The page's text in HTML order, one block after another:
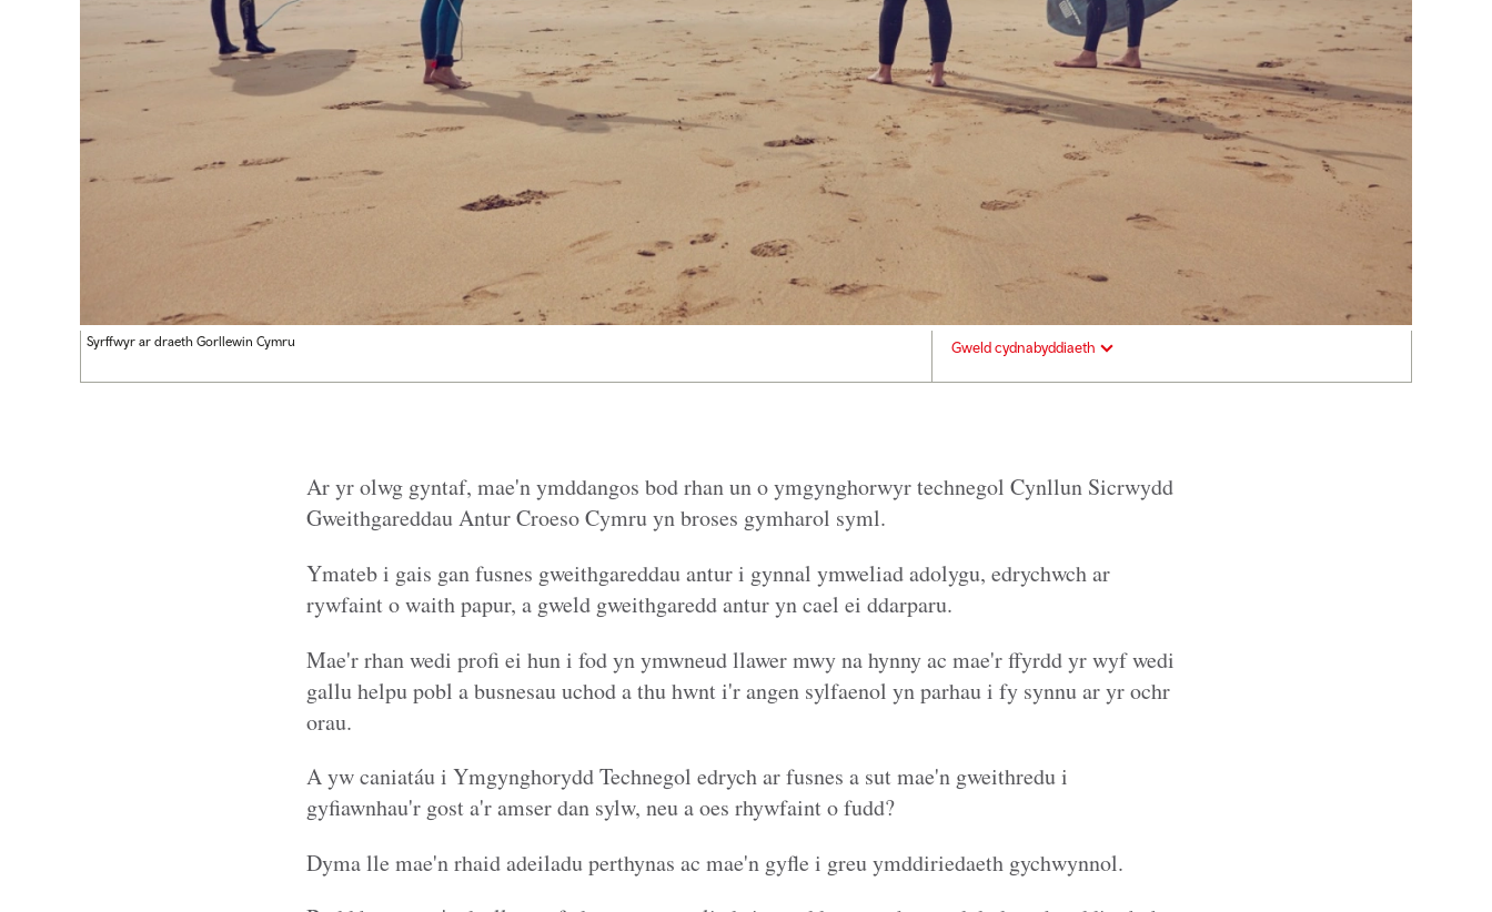
Syrffwyr ar draeth Gorllewin Cymru Gweld cydnabyddiaeth
Ar yr olwg gyntaf, mae'n ymddangos bod rhan un o ymgynghorwyr technegol Cynllun Sicrwydd
Gweithgareddau Antur Croeso Cymru yn broses gymharol syml.
Ymateb i gais gan fusnes gweithgareddau antur i gynnal ymweliad adolygu, edrychwch ar
rywfaint o waith papur, a gweld gweithgaredd antur yn cael ei ddarparu.
Mae'r rhan wedi profi ei hun i fod yn ymwneud llawer mwy na hynny ac mae'r ffyrdd yr wyf wedi
gallu helpu pobl a busnesau uchod a thu hwnt i'r angen sylfaenol yn parhau i fy synnu ar yr ochr
orau.
A yw caniatáu i Ymgynghorydd Technegol edrych ar fusnes a sut mae'n gweithredu i
gyfiawnhau'r gost a'r amser dan sylw, neu a oes rhywfaint o fudd?
Dyma lle mae'n rhaid adeiladu perthynas ac mae'n gyfle i greu ymddiriedaeth gychwynnol.